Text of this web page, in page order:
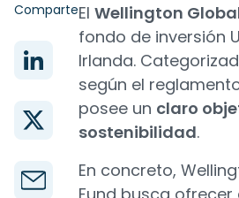
ComparteEl Wellington
fondo de inversión
Irlanda.
según el
posee un claro
sostenibilidad.
En concreto,